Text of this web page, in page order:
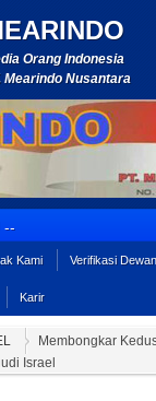
Orang Indonesia
Mearindo Nusantara
Kami Verifikasi
Karir
Membongkar
Israel